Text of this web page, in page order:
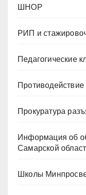
ШНОР
РИП и
Педагогические
Противодействие
Прокуратура
Информация об
Самарской
Школы